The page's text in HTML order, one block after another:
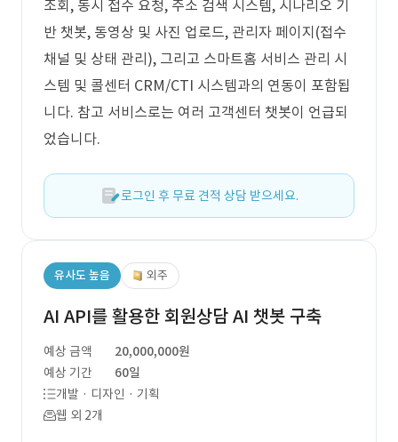
조회, 동시 접수 요청, 주소 검색 시스템, 시나리오 기
반 챗봇, 동영상 및 사진 업로드, 관리자 페이지(접수
채널 및 상태 관리), 그리고 스마트홈 서비스 관리 시
스템 및 콜센터 CRM/CTI 시스템과의 연동이 포함됩
니다. 참고 서비스로는 여러 고객센터 챗봇이 언급되
었습니다.
로그인 후 무료 견적 상담 받으세요.
유사도 높음 외주
AI API를 활용한 회원상담 AI 챗봇 구축
예상 금액
20,000,000원
예상 기간
60일
개발 · 디자인 · 기획
웹 외 2개